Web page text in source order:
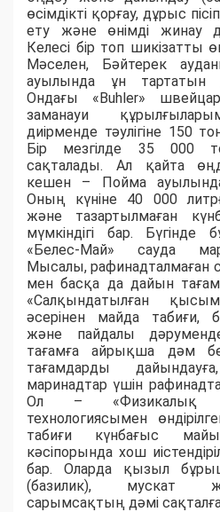
өсімдікті қорғау, дұрыс
ету және өнімді жинау
Келесі бір топ шикізатты
Мәселен, Бәйтерек
ауылында ұн тартатын
Ондағы «Buhler»
заманауи
диірменде тәулігіне 150
Бір мезгілде 35 000
сақталады. Ал қайта
кешен – Пойма
Оның күніне 40 000
және тазартылмаған
мүмкіндігі бар. Бүгінде
«Белес-Май» сауда
Мысалы, рафинадталмаған
мен басқа да дайын
«Салқындатылған
әсерінен майда табиғи,
және пайдалы
тағамға айрықша дәм
тағамдарды
маринадтар үшін
Ол – «Физикалық
технологиясымен
табиғи күнбағыс
кәсіпорында хош
бар. Оларда қызыл
(базилик), мускат
сарымсақтың дәмі